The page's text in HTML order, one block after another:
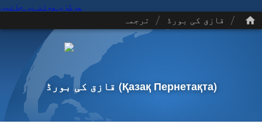
مرکزی مواد پر جائیں
/ قازق کی بورڈ / ترجمہ
قازق کی بورڈ (Қазақ Пернетақта)